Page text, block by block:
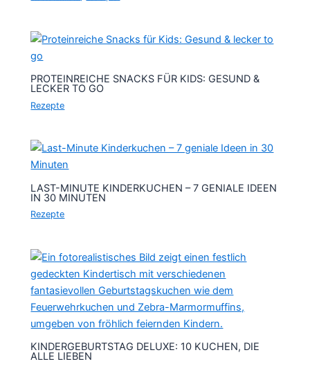
PROTEINREICHE SNACKS FÜR KIDS: GESUND &
LECKER TO GO
Rezepte
LAST-MINUTE KINDERKUCHEN – 7 GENIALE IDEEN
IN 30 MINUTEN
Rezepte
KINDERGEBURTSTAG DELUXE: 10 KUCHEN, DIE
ALLE LIEBEN